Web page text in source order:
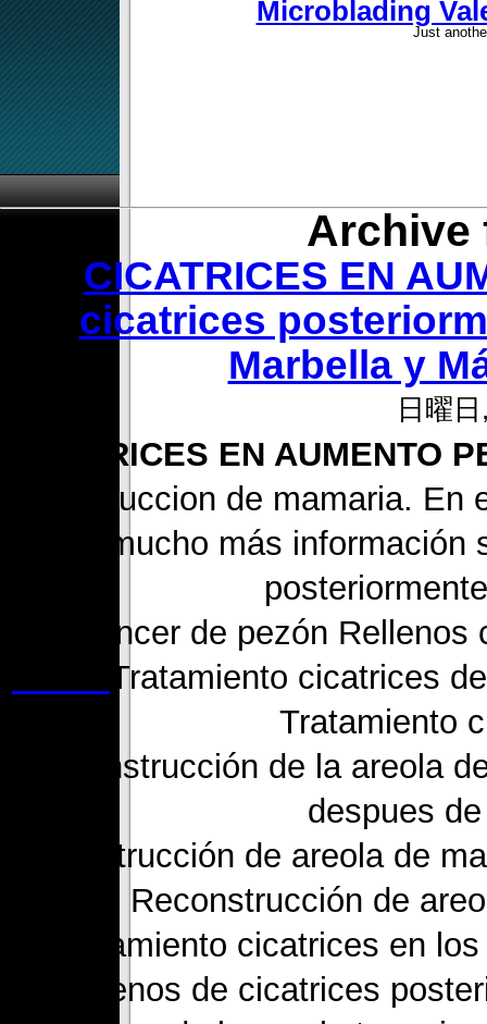
Microblading
Just
Archive
CICATRICES EN
cicatrices
Marbella y
日曜
CICATRICES EN AUMENTO
de reduccion de mamaria.
mucho más
Cáncer de pezón
Tratamiento cicatrices
Tratamiento
Reconstrucción de la areola
despues
Reconstrucción de areola de
Reconstrucción de
Tratamiento cicatrices en
Rellenos de cicatrices